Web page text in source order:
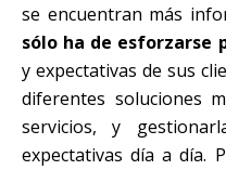
se encuentran más
sólo ha de esforzarse
y expectativas de sus
diferentes soluciones
servicios, y
expectativas día a día.